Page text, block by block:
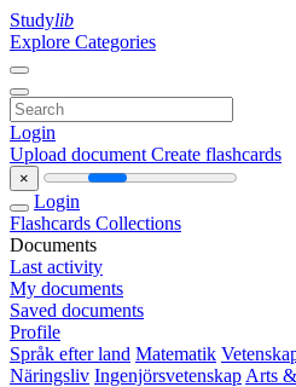
Studylib
Explore Categories
Login
Upload document Create flashcards
×
Login
Flashcards Collections
Documents
Last activity
My documents
Saved documents
Profile
Språk efter land Matematik
Näringsliv Ingenjörsvetenskap Arts